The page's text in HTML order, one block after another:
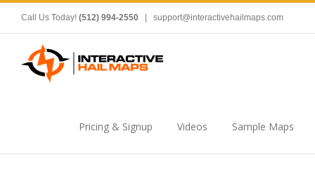
Call Us Today! (512) 994-2550 support@interactivehailmaps.com
Pricing & Signup Videos Sample Maps